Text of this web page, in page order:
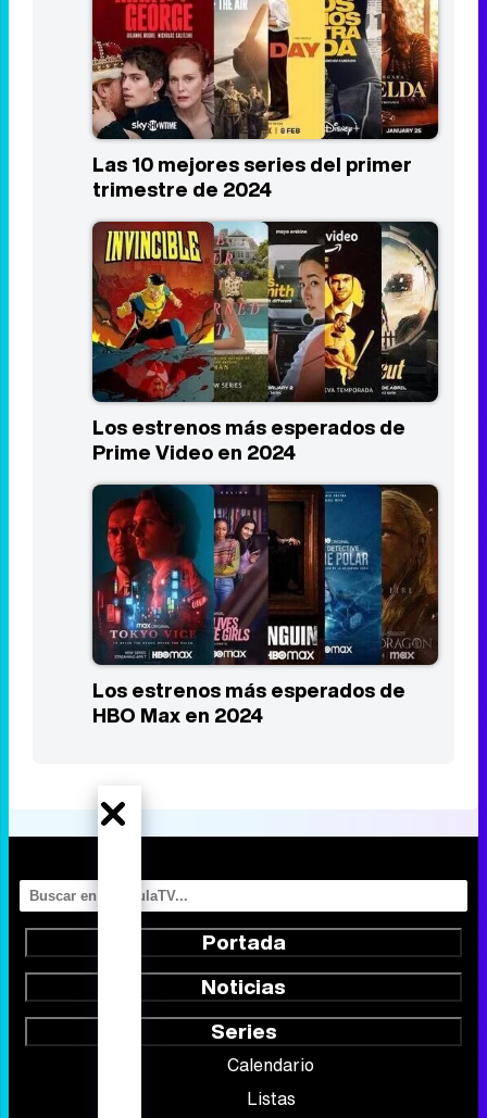
Las 10 mejores series del primer
trimestre de 2024
Los estrenos más esperados de
Prime Video en 2024
Los estrenos más esperados de
HBO Max en 2024
Portada
Noticias
Series
Calendario
Listas